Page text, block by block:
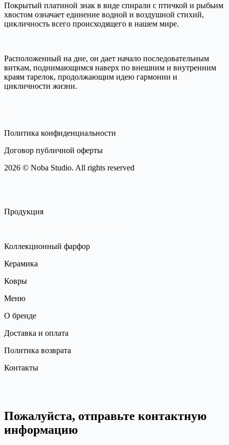
Покрытый платиной знак в виде спирали с птичкой и рыбьим
хвостом означает единение водной и воздушной стихий,
цикличность всего происходящего в нашем мире.
Расположенный на дне, он дает начало последовательным
виткам, поднимающимся наверх по внешним и внутренним
краям тарелок, продолжающим идею гармонии и
цикличности жизни.
Политика конфиденциальности
Договор публичной оферты
2026 © Noba Studio. All rights reserved
Продукция
Коллекционный фарфор
Керамика
Ковры
Меню
О бренде
Доставка и оплата
Политика возврата
Контакты
Пожалуйста, отправьте контактную
информацию